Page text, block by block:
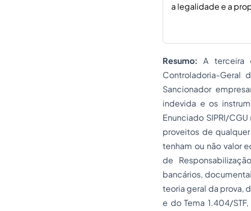
a legalidade e a
Resumo: A terceira
Controladoria-Geral
Sancionador
indevida e os
Enunciado SIPRI/
proveitos de
tenham ou não valor
de
bancários,
teoria geral da prova,
e do Tema 1.404/